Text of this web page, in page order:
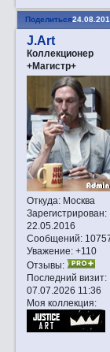
Поделиться
J.Art
Коллекционер
+Магистр+
Откуда:Москва
Зарегистрирован:
22.05.2016
Сообщений:
Уважение: +110
Отзывы:
Последний визит:
07.07.2026 11:36
Моя коллекция: